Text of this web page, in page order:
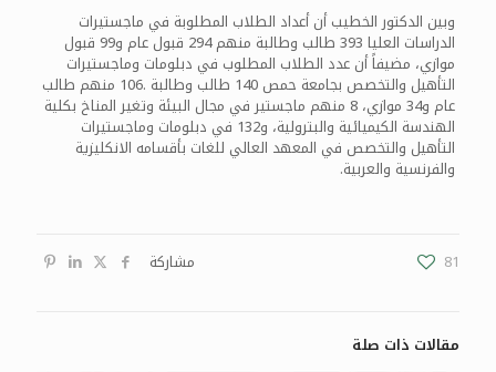
وبين الدكتور الخطيب أن أعداد الطلاب المطلوبة في ماجستيرات
الدراسات العليا 393 طالب وطالبة منهم 294 قبول عام و99 قبول
موازي، مضيفاً أن عدد الطلاب المطلوب في دبلومات وماجستيرات
التأهيل والتخصص بجامعة حمص 140 طالب وطالبة .106 منهم طالب
عام و34 موازي، 8 منهم ماجستير في مجال البيئة وتغير المناخ بكلية
الهندسة الكيميائية والبترولية، و132 في دبلومات وماجستيرات
التأهيل والتخصص في المعهد العالي للغات بأقسامه الانكليزية
والفرنسية والعربية.
مشاركة 81
مقالات ذات صلة